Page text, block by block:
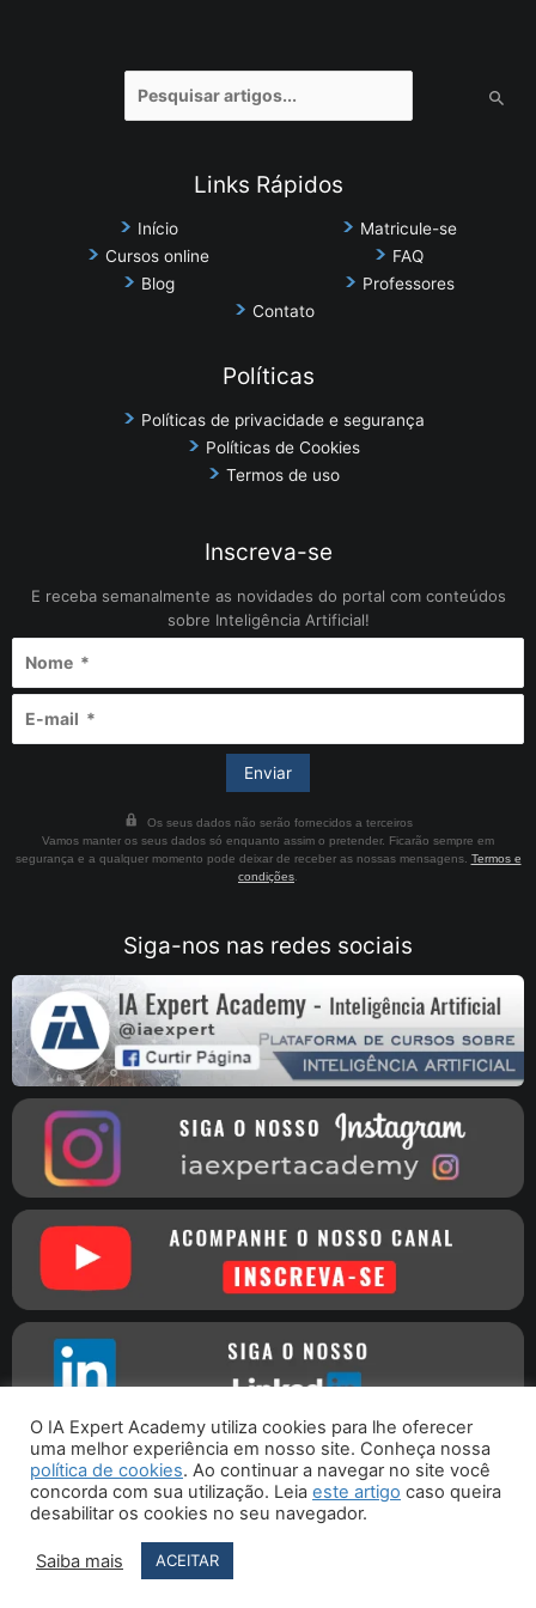
por:
Links Rápidos
Início
Matricule-se
Cursos online
FAQ
Blog
Professores
Contato
Políticas
Políticas de privacidade e segurança
Políticas de Cookies
Termos de uso
Inscreva-se
E receba semanalmente as novidades do portal com conteúdos
sobre Inteligência Artificial!
Os seus dados não serão fornecidos a terceiros
Vamos manter os seus dados só enquanto assim o pretender. Ficarão sempre em
segurança e a qualquer momento pode deixar de receber as nossas mensagens. Termos e
condições
Siga-nos nas redes sociais
Copyright © 2016 - 2026 - IA Expert Academy
| CNPJ
CEP 89400-000
O IA Expert Academy utiliza cookies para lhe oferecer
uma melhor experiência em nosso site. Conheça nossa
política de cookies. Ao continuar a navegar no site você
concorda com sua utilização. Leia este artigo caso queira
desabilitar os cookies no seu navegador.
Saiba mais ACEITAR